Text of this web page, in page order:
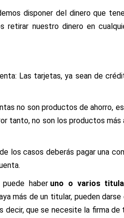
disponer del dinero que
retirar nuestro dinero en
: Las tarjetas, ya sean de
no son productos de ahorro,
tanto, no son los productosmás
los casos deberás pagar una
puede haber uno o varios
más de un titular, pueden
decir, que se necesite la firma